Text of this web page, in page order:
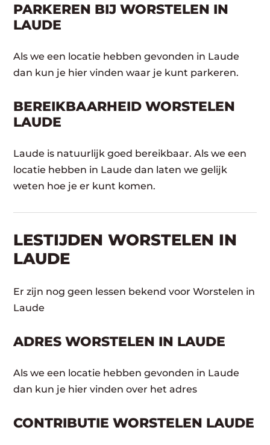
PARKEREN BIJ WORSTELEN IN
LAUDE
Als we een locatie hebben gevonden in Laude
dan kun je hier vinden waar je kunt parkeren.
BEREIKBAARHEID WORSTELEN
LAUDE
Laude is natuurlijk goed bereikbaar. Als we een
locatie hebben in Laude dan laten we gelijk
weten hoe je er kunt komen.
LESTIJDEN WORSTELEN IN
LAUDE
Er zijn nog geen lessen bekend voor Worstelen in
Laude
ADRES WORSTELEN IN LAUDE
Als we een locatie hebben gevonden in Laude
dan kun je hier vinden over het adres
CONTRIBUTIE WORSTELEN LAUDE